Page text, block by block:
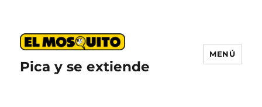
Pica y se extiende
MENÚ